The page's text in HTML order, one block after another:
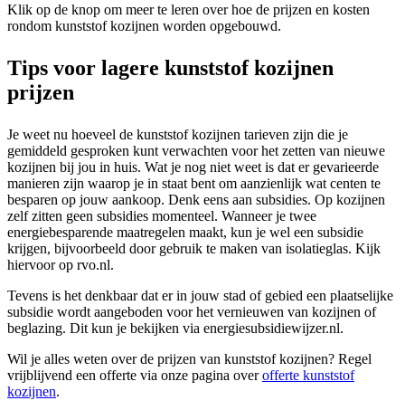
Klik op de knop om meer te leren over hoe de prijzen en kosten
rondom kunststof kozijnen worden opgebouwd.
Tips voor lagere kunststof kozijnen
prijzen
Je weet nu hoeveel de kunststof kozijnen tarieven zijn die je
gemiddeld gesproken kunt verwachten voor het zetten van nieuwe
kozijnen bij jou in huis. Wat je nog niet weet is dat er gevarieerde
manieren zijn waarop je in staat bent om aanzienlijk wat centen te
besparen op jouw aankoop. Denk eens aan subsidies. Op kozijnen
zelf zitten geen subsidies momenteel. Wanneer je twee
energiebesparende maatregelen maakt, kun je wel een subsidie
krijgen, bijvoorbeeld door gebruik te maken van isolatieglas. Kijk
hiervoor op rvo.nl.
Tevens is het denkbaar dat er in jouw stad of gebied een plaatselijke
subsidie wordt aangeboden voor het vernieuwen van kozijnen of
beglazing. Dit kun je bekijken via energiesubsidiewijzer.nl.
Wil je alles weten over de prijzen van kunststof kozijnen? Regel
vrijblijvend een offerte via onze pagina overofferte kunststof
kozijnen.